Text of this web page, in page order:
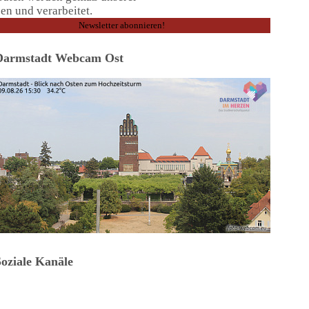
und verarbeitet.
Webcam Ost
Kanäle